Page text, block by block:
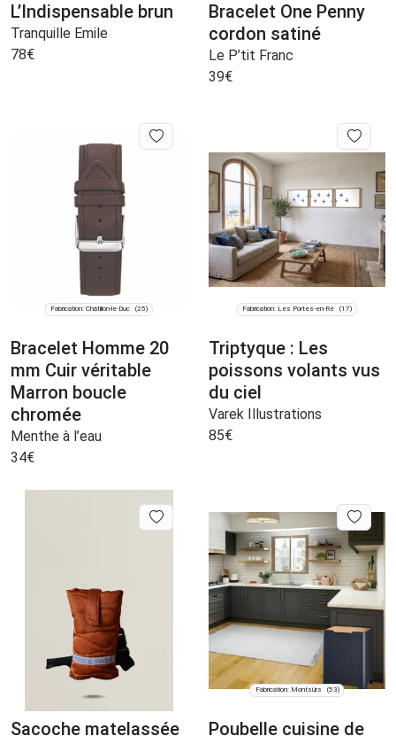
L’Indispensable brun
Tranquille Emile
78€
Bracelet One Penny
cordon satiné
Le P’tit Franc
39€
Fabrication: Châtillon-le-Duc (25)
Bracelet Homme 20
mm Cuir véritable
Marron boucle
chromée
Menthe à l’eau
34€
Fabrication: Les Portes-en-Ré (17)
Triptyque : Les
poissons volants vus
du ciel
Varek Illustrations
85€
Sacoche matelassée
Fabrication: Montsûrs (53)
Poubelle cuisine de